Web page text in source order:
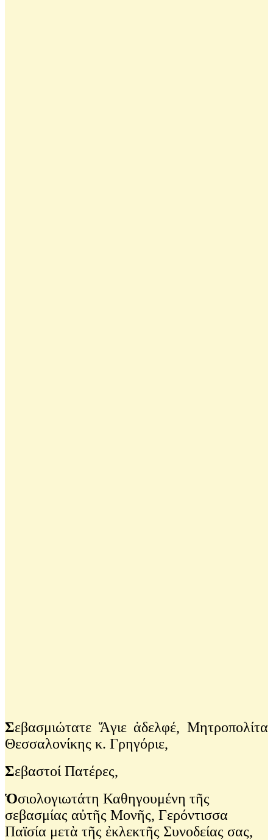
Σεβασμιώτατε Ἅγιε ἀδελφέ, Μητροπολίτα
Θεσσαλονίκης κ. Γρηγόριε,
Σεβαστοί Πατέρες,
Ὁσιολογιωτάτη Καθηγουμένη τῆς
σεβασμίας αὐτῆς Μονῆς, Γερόντισσα
Παϊσία μετὰ τῆς ἐκλεκτῆς Συνοδείας σας,